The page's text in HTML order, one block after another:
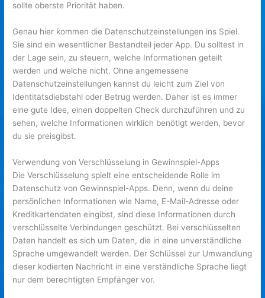
sollte oberste Priorität haben.
Genau hier kommen die Datenschutzeinstellungen ins Spiel.
Sie sind ein wesentlicher Bestandteil jeder App. Du solltest in
der Lage sein, zu steuern, welche Informationen geteilt
werden und welche nicht. Ohne angemessene
Datenschutzeinstellungen kannst du leicht zum Ziel von
Identitätsdiebstahl oder Betrug werden. Daher ist es immer
eine gute Idee, einen doppelten Check durchzuführen und zu
sehen, welche Informationen wirklich benötigt werden, bevor
du sie preisgibst.
Verwendung von Verschlüsselung in Gewinnspiel-Apps
Die Verschlüsselung spielt eine entscheidende Rolle im
Datenschutz von Gewinnspiel-Apps. Denn, wenn du deine
persönlichen Informationen wie Name, E-Mail-Adresse oder
Kreditkartendaten eingibst, sind diese Informationen durch
verschlüsselte Verbindungen geschützt. Bei verschlüsselten
Daten handelt es sich um Daten, die in eine unverständliche
Sprache umgewandelt werden. Der Schlüssel zur Umwandlung
dieser kodierten Nachricht in eine verständliche Sprache liegt
nur dem berechtigten Empfänger vor.